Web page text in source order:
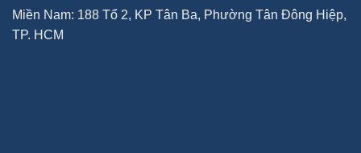
Miền Nam: 188 Tổ 2, KP Tân Ba, Phường Tân Đông Hiệp,
TP. HCM